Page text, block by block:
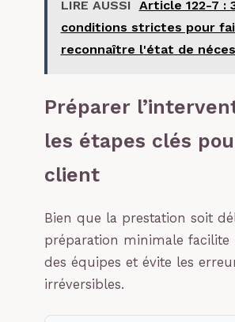
LIRE AUSSI Article 122-7 :
conditions strictes pour
reconnaître l'état de
Préparer
les étapes clés
client
Bien que la prestation soit
préparation minimale facilite
des équipes et évite les
irréversibles.